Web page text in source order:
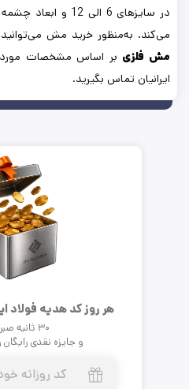
می‌کند. به‌منظور خرید مش
مش فلزی بر اساس مشخصات
ایرانیان تماس بگیرید.
هر روز کد هدیه فولاد
۳۰ ثانیه صبر کنید.
و جایزه نقدی رایگان